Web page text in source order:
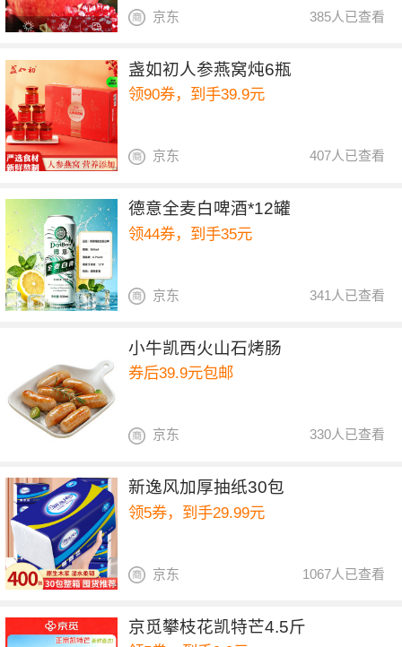
385人已查看
京东
盏如初人参燕窝炖6瓶
领90券，到手39.9元
407人已查看
京东
德意全麦白啤酒*12罐
领44券，到手35元
341人已查看
京东
小牛凯西火山石烤肠
券后39.9元包邮
330人已查看
京东
新逸风加厚抽纸30包
领5券，到手29.99元
1067人已查看
京东
京觅攀枝花凯特芒4.5斤